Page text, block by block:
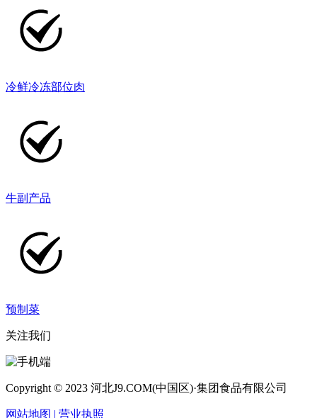
冷鲜冷冻部位肉
牛副产品
预制菜
关注我们
Copyright © 2023 河北J9.COM(中国区)·集团食品有限公司
网站地图 | 营业执照